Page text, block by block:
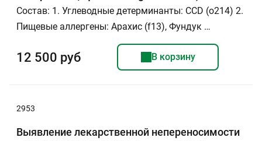
Состав: 1. Углеводные детерминанты: CCD (o214) 2.
Пищевые аллергены: Арахис (f13), Фундук …
12 500 руб В корзину
2953
Выявление лекарственной непереносимости